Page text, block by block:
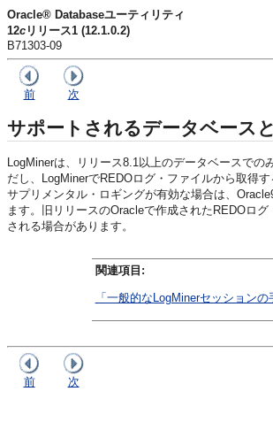
Oracle® Databaseユーティリティ
12c リリース1 (12.1.0.2)
B71303-09
前 次
サポートされるデータベース
LogMinerは、リリース8.1以上のデータベースで
だし、LogMinerでREDOログ・ファイルから取得
サプリメンタル・ロギングが有効な場合は、
ます。旧リリースのOracleで作成されたREDOロ
される場合があります。
関連項目:
「一般的なLogMinerセッションの
前 次